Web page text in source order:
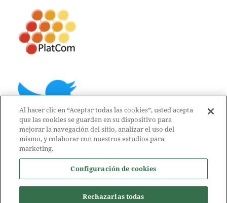
Al hacer clic en “Aceptar todas las cookies”, usted acepta
que las cookies se guarden en su dispositivo para
mejorar la navegación del sitio, analizar el uso del
mismo, y colaborar con nuestros estudios para
marketing.
Configuración de cookies
Rechazarlas todas